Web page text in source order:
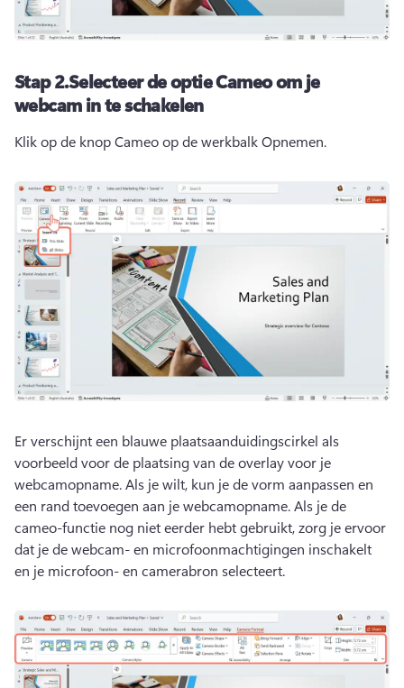
Stap 2.Selecteer de optie Cameo om je
webcam in te schakelen
Klik op de knop Cameo op de werkbalk Opnemen.
Er verschijnt een blauwe plaatsaanduidingscirkel als
voorbeeld voor de plaatsing van de overlay voor je
webcamopname. Als je wilt, kun je de vorm aanpassen en
een rand toevoegen aan je webcamopname. Als je de
cameo-functie nog niet eerder hebt gebruikt, zorg je ervoor
dat je de webcam- en microfoonmachtigingen inschakelt
en je microfoon- en camerabron selecteert.